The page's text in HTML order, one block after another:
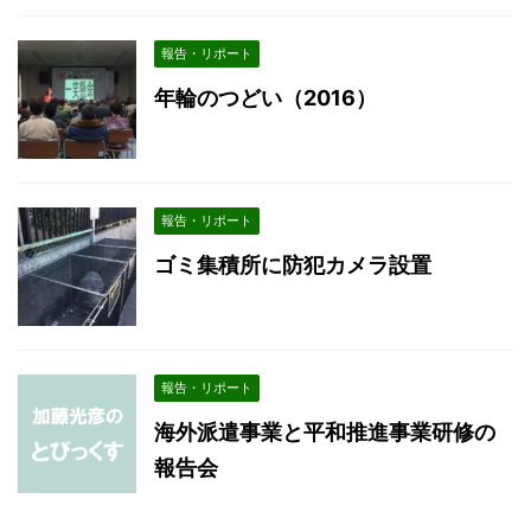
報告・リポート
年輪のつどい（2016）
報告・リポート
ゴミ集積所に防犯カメラ設置
報告・リポート
海外派遣事業と平和推進事業研修の
報告会